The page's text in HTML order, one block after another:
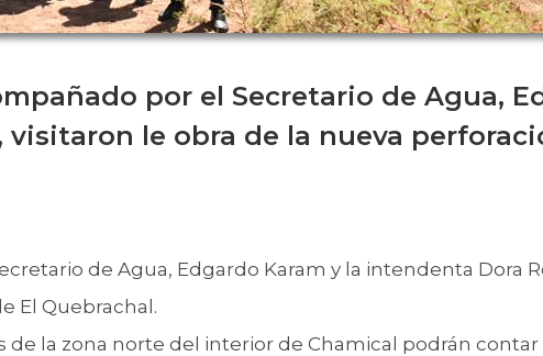
por el Secretario de Agua,
le obra de la nueva
de Agua, Edgardo Karam y la intendenta Dora
El Quebrachal.
de la zona norte del interior de Chamical podrán